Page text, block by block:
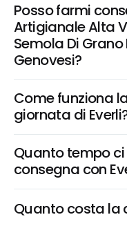
Posso farmi
Artigianale Alta
Semola Di
Genovesi?
Come funziona
giornata di
Quanto tempo
consegna con
Quanto costa la